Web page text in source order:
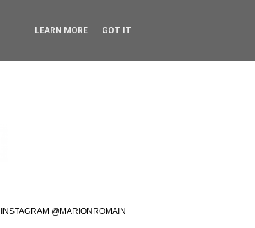
INSTAGRAM @MARIONROMAIN
LEARN MORE GOT IT